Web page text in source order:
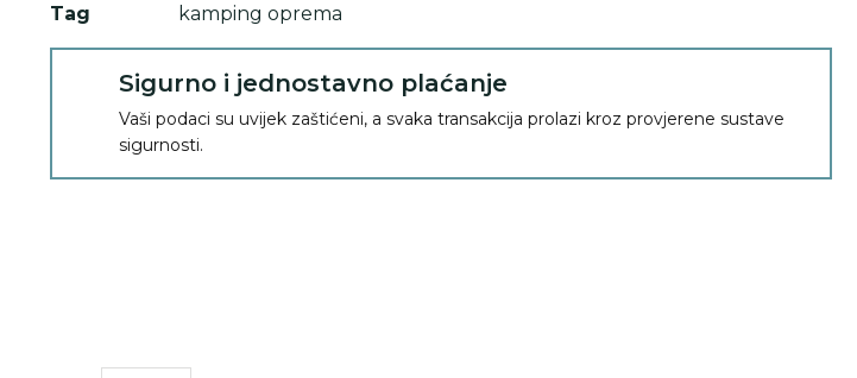
Tag
kamping oprema
Sigurno i jednostavno plaćanje
Vaši podaci su uvijek zaštićeni, a svaka transakcija prolazi kroz provjerene sustave
sigurnosti.